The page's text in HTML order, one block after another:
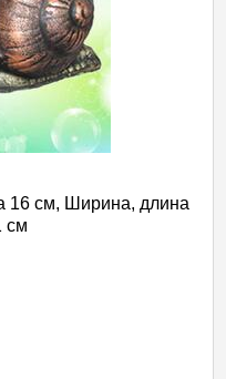
16 см, Ширина, длина
см